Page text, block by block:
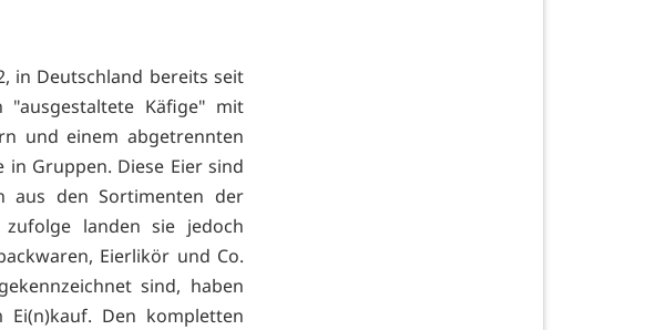
in Deutschland bereits seit
"ausgestaltete Käfige" mit
und einem abgetrennten
Gruppen. Diese Eier sind
aus den Sortimenten der
zufolge landen sie jedoch
Eierlikör und Co.
sind, haben
Ei(n)kauf. Den kompletten